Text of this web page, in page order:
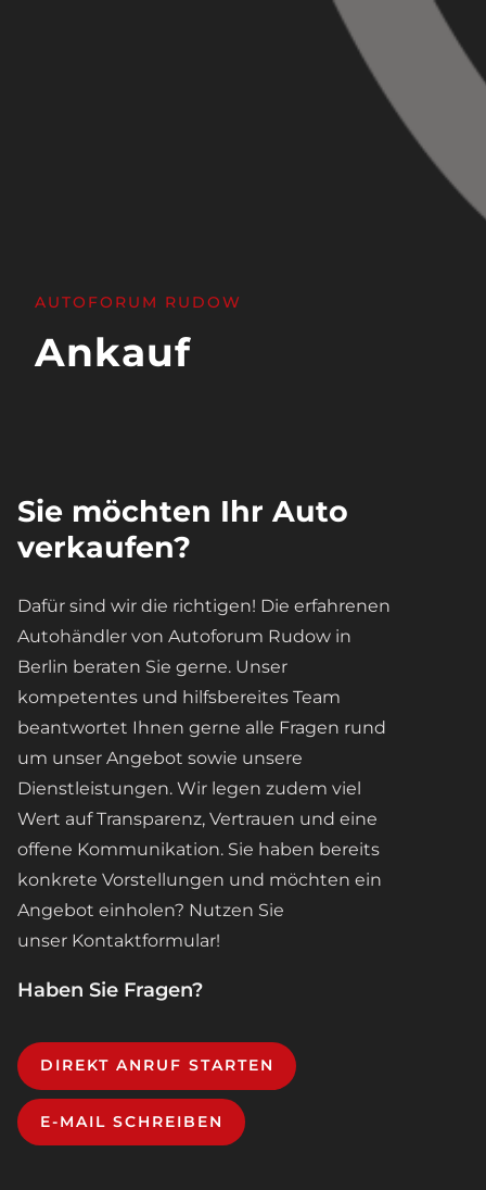
AUTOFORUM RUDOW
Ankauf
Sie möchten Ihr Auto
verkaufen?
Dafür sind wir die richtigen! Die erfahrenen
Autohändler von Autoforum Rudow in
Berlin beraten Sie gerne. Unser
kompetentes und hilfsbereites Team
beantwortet Ihnen gerne alle Fragen rund
um unser Angebot sowie unsere
Dienstleistungen. Wir legen zudem viel
Wert auf Transparenz, Vertrauen und eine
offene Kommunikation. Sie haben bereits
konkrete Vorstellungen und möchten ein
Angebot einholen? Nutzen Sie
unser Kontaktformular!
Haben Sie Fragen?
DIREKT ANRUF STARTEN
E-MAIL SCHREIBEN